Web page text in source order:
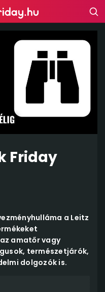
Friday
a Leitz
amatőr vagy
természetjárók,
dolgozók is.